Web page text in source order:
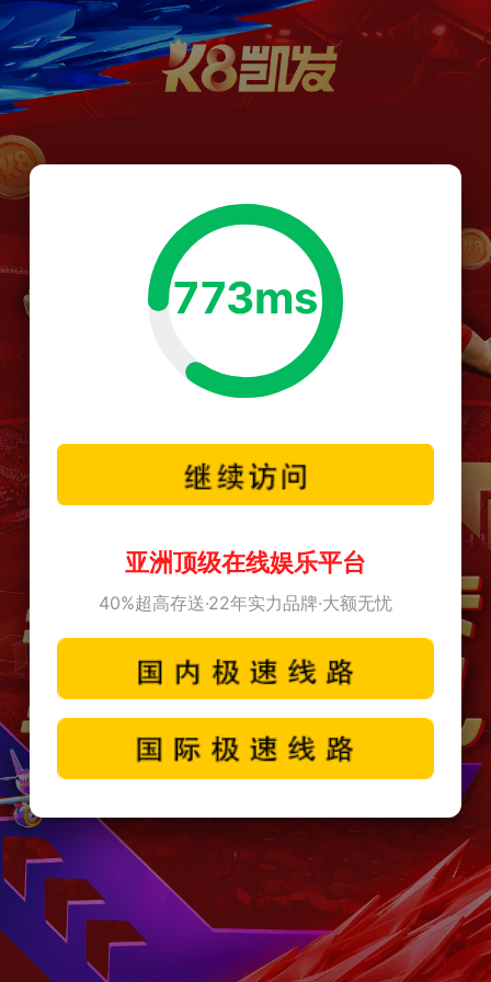
773ms
亚洲顶级在线娱乐平台
40%超高存送·22年实力品牌·大额无忧